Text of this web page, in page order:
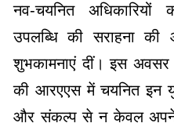
नव-चयनित अधिकारियों
उपलब्धि की सराहना
शुभकामनाएं दीं। इस अवसर
की आरएएस में चयनित इन
और संकल्प से न केवल अपने